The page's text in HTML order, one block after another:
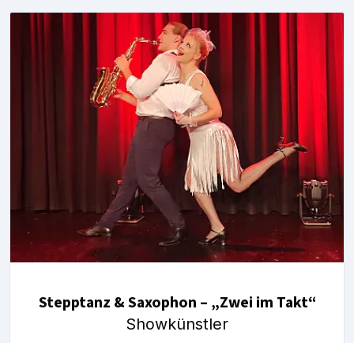
Stepptanz & Saxophon – „Zwei im Takt“
Showkünstler